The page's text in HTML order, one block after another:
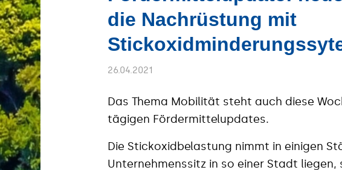
die Nachrüstung mit
26.04.2021
Das Thema Mobilität steht auch diese
tägigen Fördermittelupdates.
Die Stickoxidbelastung nimmt in einigen
Unternehmenssitz in so einer Stadt liegen,